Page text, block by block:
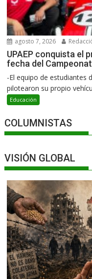
agosto 7, 2026
UPAEP conquista el
fecha del
-El equipo de estudiantes
pilotearon su propio
Educación
COLUMNISTAS
VISIÓN GLOBAL